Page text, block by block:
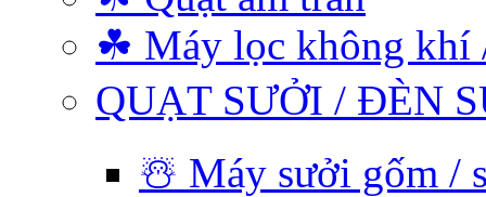
☘ Máy lọc không khí
QUẠT SƯỞI / ĐÈN
☃️ Máy sưởi gốm /